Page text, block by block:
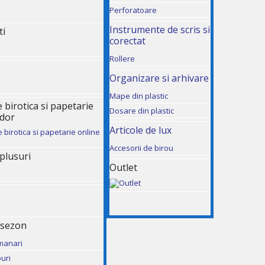
birotica si papetarie
Perforatoare
Instrumente de scris si
corectat
Rollere
Organizare si arhivare
Mape din plastic
Dosare din plastic
Articole de lux
Accesorii de birou
Outlet